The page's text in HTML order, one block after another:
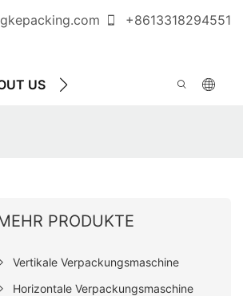
+8613318294551
US KONTAKTIEREN SIE UNS
PRODUKTE
Vertikale Verpackungsmaschine
Horizontale Verpackungsmaschine